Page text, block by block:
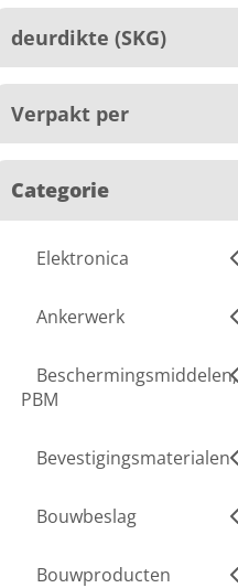
deurdikte (SKG)
Verpakt per
Categorie
Elektronica
Ankerwerk
Beschermingsmiddelen,
PBM
Bevestigingsmaterialen
Bouwbeslag
Bouwproducten